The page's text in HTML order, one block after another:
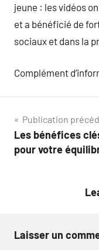
jeune : les vidéos
et a bénéficié de
sociaux et dans la
Complément
Navigation
de
Publication
Les bénéfices
pour votre
Laisser un